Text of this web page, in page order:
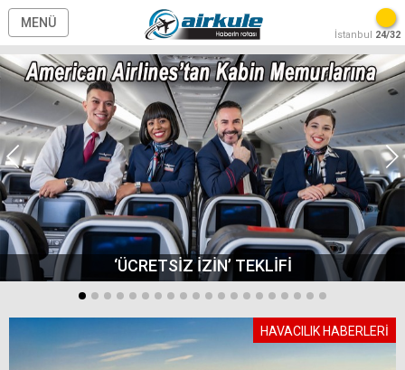
MENÜ
İstanbul 24/32
‘ÜCRETSİZ İZİN’ TEKLİFİ
HAVACILIK HABERLERİ